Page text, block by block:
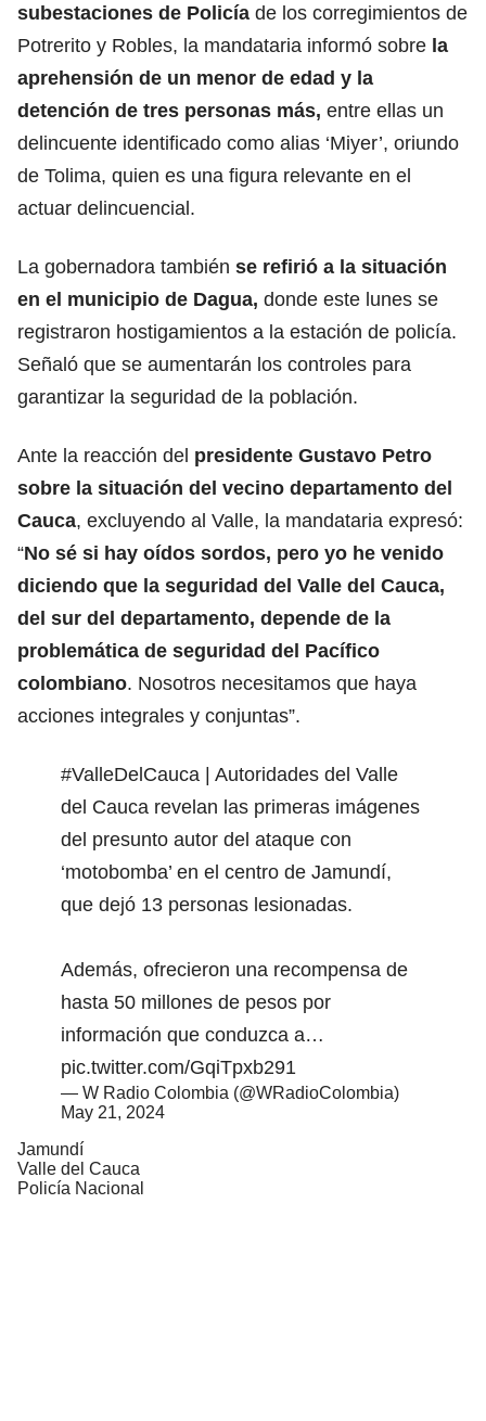
subestaciones de Policía de los corregimientos de
Potrerito y Robles, la mandataria informó sobre la
aprehensión de un menor de edad y la
detención de tres personas más, entre ellas un
delincuente identificado como alias ‘Miyer’, oriundo
de Tolima, quien es una figura relevante en el
actuar delincuencial.
La gobernadora también se refirió a la situación
en el municipio de Dagua, donde este lunes se
registraron hostigamientos a la estación de policía.
Señaló que se aumentarán los controles para
garantizar la seguridad de la población.
Ante la reacción del presidente Gustavo Petro
sobre la situación del vecino departamento del
Cauca, excluyendo al Valle, la mandataria expresó:
“No sé si hay oídos sordos, pero yo he venido
diciendo que la seguridad del Valle del Cauca,
del sur del departamento, depende de la
problemática de seguridad del Pacífico
colombiano. Nosotros necesitamos que haya
acciones integrales y conjuntas”.
#ValleDelCauca | Autoridades del Valle
del Cauca revelan las primeras imágenes
del presunto autor del ataque con
‘motobomba’ en el centro de Jamundí,
que dejó 13 personas lesionadas.
Además, ofrecieron una recompensa de
hasta 50 millones de pesos por
información que conduzca a…
pic.twitter.com/GqiTpxb291
— W Radio Colombia (@WRadioColombia)
May 21, 2024
Jamundí
Valle del Cauca
Policía Nacional